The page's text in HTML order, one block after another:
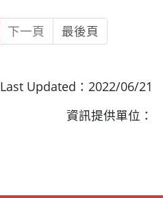
下一頁 最後頁
Last Updated：2022/06/21
資訊提供單位：